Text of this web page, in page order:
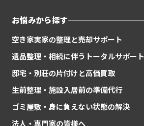
お悩みから探す
空き家実家の整理と売却サポート
遺品整理・相続に伴うトータルサポート
邸宅・別荘の片付けと高価買取
生前整理・施設入居前の準備代行
ゴミ屋敷・身に負えない状態の解決
法人・専門家の皆様へ